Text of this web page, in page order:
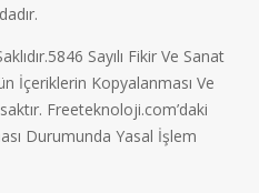
Sayılı Fikir Ve Sanat
İçeriklerin Kopyalanması Ve
Freeteknoloji.com’daki
Durumunda Yasal İşlem